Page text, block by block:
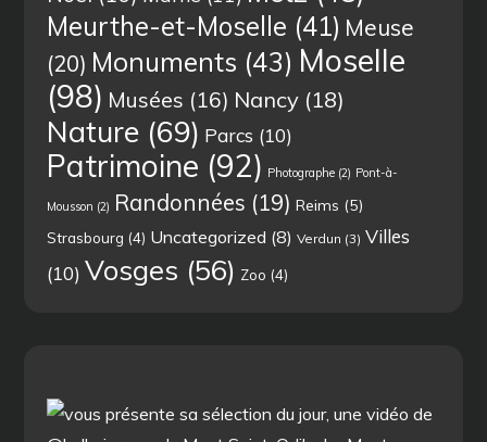
Meurthe-et-Moselle (41) Meuse
(20) Monuments (43) Moselle
(98) Musées (16) Nancy (18)
Nature (69) Parcs (10)
Patrimoine (92) Photographe (2) Pont-à-
Mousson (2) Randonnées (19) Reims (5)
Strasbourg (4) Uncategorized (8) Verdun (3) Villes
(10) Vosges (56) Zoo (4)